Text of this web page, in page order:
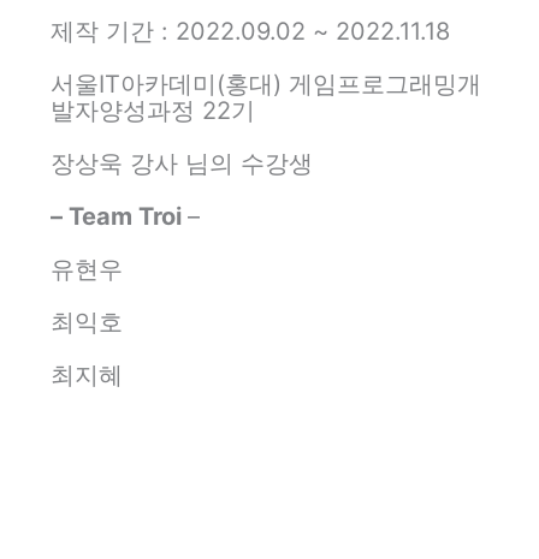
제작 기간 : 2022.09.02 ~ 2022.11.18
서울IT아카데미(홍대) 게임프로그래밍개
발자양성과정 22기
장상욱 강사 님의 수강생
– Team Troi –
유현우
최익호
최지혜